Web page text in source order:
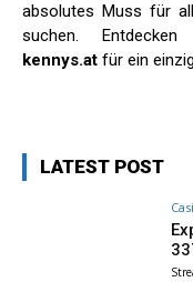
absolutes Muss für
suchen.
kennys.at für ein
LATEST POST